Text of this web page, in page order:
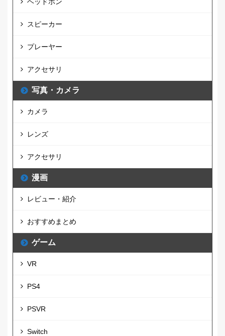
スピーカー
プレーヤー
アクセサリ
写真・カメラ
カメラ
レンズ
アクセサリ
漫画
レビュー・紹介
おすすめまとめ
ゲーム
VR
PS4
PSVR
Switch